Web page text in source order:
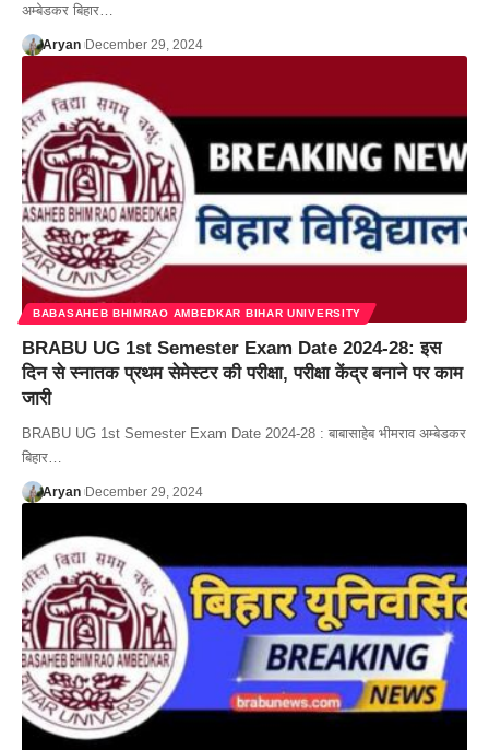
अम्बेडकर बिहार…
Aryan December 29, 2024
BABASAHEB BHIMRAO AMBEDKAR BIHAR UNIVERSITY
BRABU UG 1st Semester Exam Date 2024-28: इस
दिन से स्नातक प्रथम सेमेस्टर की परीक्षा, परीक्षा केंद्र बनाने पर काम
जारी
BRABU UG 1st Semester Exam Date 2024-28 : बाबासाहेब भीमराव अम्बेडकर
बिहार…
Aryan December 29, 2024